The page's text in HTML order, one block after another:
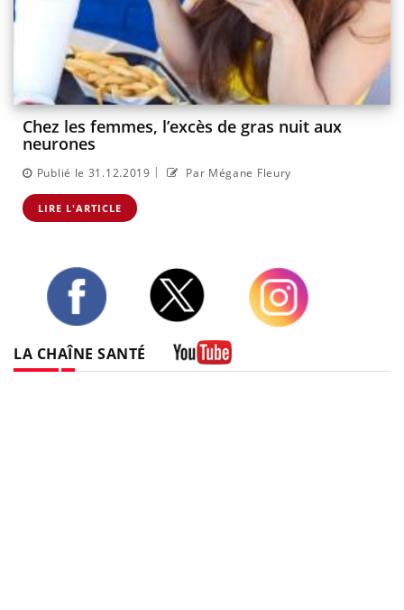
Chez les femmes, l’excès de gras nuit aux
neurones
Publié le 31.12.2019 | Par Mégane Fleury
LIRE L'ARTICLE
LA CHAÎNE SANTÉ